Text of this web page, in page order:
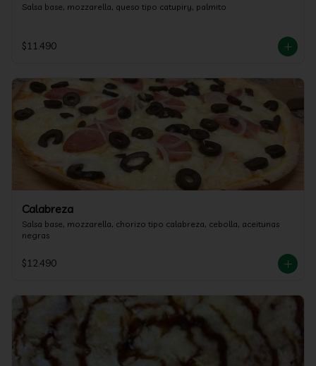
Salsa base, mozzarella, queso tipo catupiry, palmito
$11.490
Calabreza
Salsa base, mozzarella, chorizo tipo calabreza, cebolla, aceitunas
negras
$12.490